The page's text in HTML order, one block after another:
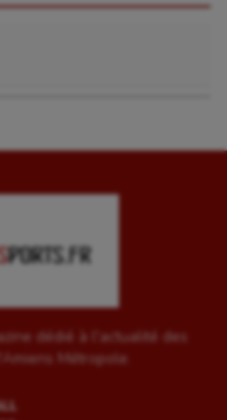
dédié à l'actualité des
Métropole.